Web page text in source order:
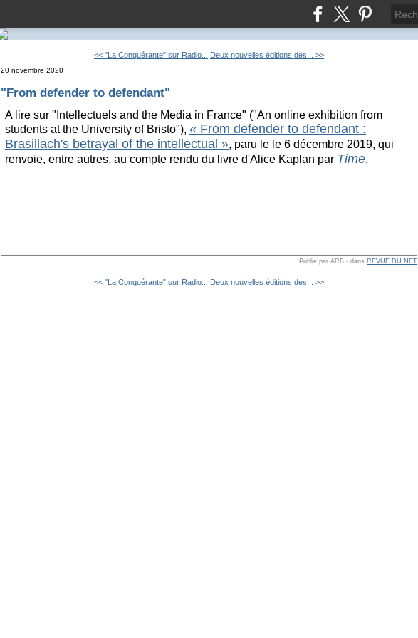
<< "La Conquérante" sur Radio... Deux nouvelles éditions des... >>
20 novembre 2020
"From defender to defendant"
A lire sur "Intellectuels and the Media in France" ("An online exhibition from
students at the University of Bristo"), « From defender to defendant :
Brasillach's betrayal of the intellectual », paru le le 6 décembre 2019, qui
renvoie, entre autres, au compte rendu du livre d'Alice Kaplan par Time.
Publié par ARB - dans REVUE DU NET
<< "La Conquérante" sur Radio... Deux nouvelles éditions des... >>